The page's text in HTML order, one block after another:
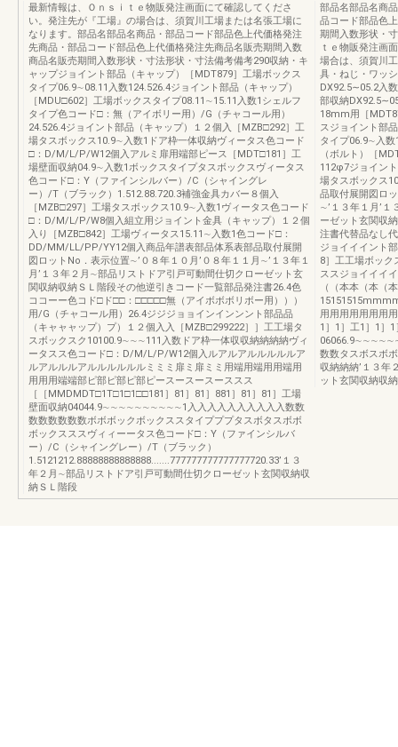
最新情報は、Ｏｎｓｉｔｅ物販発注画面にて確認してくださ
い。発注先が『工場』の場合は、須賀川工場または名張工場に
なります。部品名部品名商品・部品コード部品色上代価格発注
先商品・部品コード部品色上代価格発注先商品名販売期間入数
商品名販売期間入数形状・寸法形状・寸法備考備考290収納・キ
ャップジョイント部品（キャップ）［MDT879］工場ボックス
タイプ06.9∼08.11入数124.526.4ジョイント部品（キャップ）
［MDU□602］工場ボックスタイプ08.11∼15.11入数1シェルフ
タイプ色コード□：無（アイボリー用）/G（チャコール用）
24.526.4ジョイント部品（キャップ）１２個入［MZB□292］工
場タスボックス10.9∼入数1ドア枠一体収納ヴィータス色コード
□：D/M/L/P/W12個入アルミ扉用端部ピース［MDT□181］工
場壁面収納04.9∼入数1ボックスタイプタスボックスヴィータス
色コード□：Y（ファインシルバー）/C（シャイングレ
ー）/T（ブラック）1.512.88.720.3補強金具カバー８個入
［MZB□297］工場タスボックス10.9∼入数1ヴィータス色コード
□：D/M/L/P/W8個入組立用ジョイント金具（キャップ）１２個
入り［MZB□842］工場ヴィータス15.11∼入数1色コード□：
DD/MM/LL/PP/YY12個入商品年譜表部品体系表部品取付展開
図ロットNo．表示位置∼’０８年１０月’０８年１１月∼’１３年１
月’１３年２月∼部品リストドア引戸可動間仕切クローゼット玄
関収納収納ＳＬ階段その他逆引きコード一覧部品発注書26.4色
ココーー色コド□ド□□：□□□□□無（アイボボボリボー用）））
用/G（チャコール用）26.4ジジジョョインインンント部品品
（キャャャップ）プ）１２個入入［MZB□299222］］工工場タ
スボックスク10100.9∼∼∼111入数ドア枠一体収収納納納納ヴィ
ータスス色コード□：D/M/L/P/W12個入ルアルアルルルルルア
ルアルルルアルルルルルルミミミ扉ミ扉ミミ用端用端用用端用
用用用端端部ピ部ピ部ピ部ピースースースーススス
［［MMDMDT□1T□1□1□□181］81］81］881］81］81］工場
壁面収納04044.9∼∼∼∼∼∼∼∼∼∼1入入入入入入入入入入数数
数数数数数数ボボボックボックススタイプププタスボタスボボ
ボックスススヴィィーータス色コード□：Y（ファインシルバ
ー）/C（シャイングレー）/T（ブラック）
1.5121212.88888888888888.......777777777777777720.33’１３
年２月∼部品リストドア引戸可動間仕切クローゼット玄関収納収
納ＳＬ階段
部品名部品名商
品コード部品色
期間入数形状・
ｔｅ物販発注画
場合は、須賀川
具・ねじ・ワッ
DX92.5∼05.2入
部収納
18mm用［
スジョイント部
タイプ06.9∼入
（ボルト）［
112φ7ジョイン
場タスボックス
品取付展開図ロ
∼’１３年１月’
ーゼット玄関収
注書代替品なし
ジョイイイント
8］工工場ボッ
ススジョイイイ
（（本本（本（
用用用用用用用
1］1］工1］1］
数数タスボスボ
収納納納’１３年
ット玄関収納収